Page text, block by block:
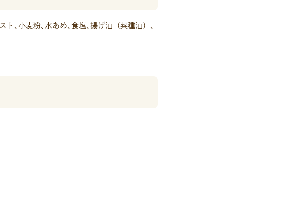
ト､小麦粉､水あめ､食塩､揚げ油（菜種油）､